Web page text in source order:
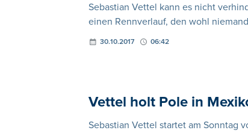
Sebastian Vettel kann es nicht
einen Rennverlauf, den wohl
30.10.2017 06:42
Vettel holt Pole in
Sebastian Vettel startet am Sonntag